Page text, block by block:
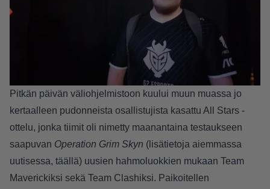
Pitkän päivän väliohjelmistoon kuului muun muassa jo
kertaalleen pudonneista osallistujista kasattu All Stars -
ottelu, jonka tiimit oli nimetty maanantaina testaukseen
saapuvan Operation Grim Skyn (lisätietoja aiemmassa
uutisessa, täällä) uusien hahmoluokkien mukaan Team
Maverickiksi sekä Team Clashiksi. Paikoitellen